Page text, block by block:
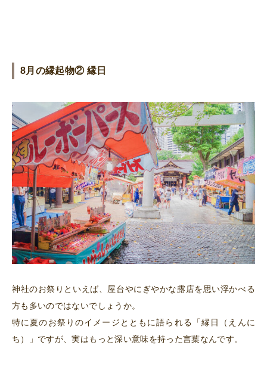
8月の縁起物② 縁日
神社のお祭りといえば、屋台やにぎやかな露店を思い浮かべる
方も多いのではないでしょうか。
特に夏のお祭りのイメージとともに語られる「縁日（えんに
ち）」ですが、実はもっと深い意味を持った言葉なんです。